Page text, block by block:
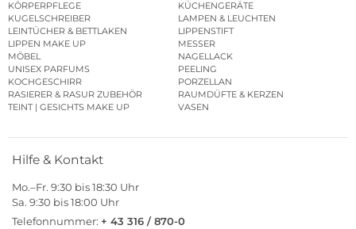
KÖRPERPFLEGE
KÜCHENGERÄTE
KUGELSCHREIBER
LAMPEN & LEUCHTEN
LEINTÜCHER & BETTLAKEN
LIPPENSTIFT
LIPPEN MAKE UP
MESSER
MÖBEL
NAGELLACK
UNISEX PARFUMS
PEELING
KOCHGESCHIRR
PORZELLAN
RASIERER & RASUR ZUBEHÖR
RAUMDÜFTE & KERZEN
TEINT | GESICHTS MAKE UP
VASEN
Hilfe & Kontakt
Mo.–Fr. 9:30 bis 18:30 Uhr
Sa. 9:30 bis 18:00 Uhr
Telefonnummer: + 43 316 / 870-0